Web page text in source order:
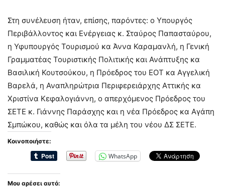
Στη συνέλευση ήταν, επίσης, παρόντες: ο Υπουργός
Περιβάλλοντος και Ενέργειας κ. Σταύρος Παπασταύρου,
η Υφυπουργός Τουρισμού κα Άννα Καραμανλή, η Γενική
Γραμματέας Τουριστικής Πολιτικής και Ανάπτυξης κα
Βασιλική Κουτσούκου, η Πρόεδρος του ΕΟΤ κα Αγγελική
Βαρελά, η Αναπληρώτρια Περιφερειάρχης Αττικής κα
Χριστίνα Κεφαλογιάννη, ο απερχόμενος Πρόεδρος του
ΣΕΤΕ κ. Γιάννης Παράσχης και η νέα Πρόεδρος κα Αγάπη
Σμπώκου, καθώς και όλα τα μέλη του νέου ΔΣ ΣΕΤΕ.
Κοινοποιήστε:
WhatsApp
Μου αρέσει αυτό: